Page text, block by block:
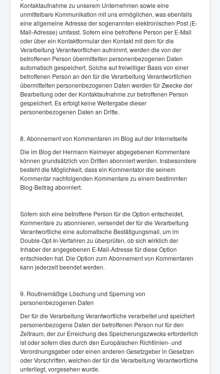
Kontaktaufnahme zu unserem Unternehmen sowie eine
unmittelbare Kommunikation mit uns ermöglichen, was ebenfalls
eine allgemeine Adresse der sogenannten elektronischen Post (E-
Mail-Adresse) umfasst. Sofern eine betroffene Person per E-Mail
oder über ein Kontaktformular den Kontakt mit dem für die
Verarbeitung Verantwortlichen aufnimmt, werden die von der
betroffenen Person übermittelten personenbezogenen Daten
automatisch gespeichert. Solche auf freiwilliger Basis von einer
betroffenen Person an den für die Verarbeitung Verantwortlichen
übermittelten personenbezogenen Daten werden für Zwecke der
Bearbeitung oder der Kontaktaufnahme zur betroffenen Person
gespeichert. Es erfolgt keine Weitergabe dieser
personenbezogenen Daten an Dritte.
8. Abonnement von Kommentaren im Blog auf der Internetseite
Die im Blog der Hermann Keimeyer abgegebenen Kommentare
können grundsätzlich von Dritten abonniert werden. Insbesondere
besteht die Möglichkeit, dass ein Kommentator die seinem
Kommentar nachfolgenden Kommentare zu einem bestimmten
Blog-Beitrag abonniert.
Sofern sich eine betroffene Person für die Option entscheidet,
Kommentare zu abonnieren, versendet der für die Verarbeitung
Verantwortliche eine automatische Bestätigungsmail, um im
Double-Opt-In-Verfahren zu überprüfen, ob sich wirklich der
Inhaber der angegebenen E-Mail-Adresse für diese Option
entschieden hat. Die Option zum Abonnement von Kommentaren
kann jederzeit beendet werden.
9. Routinemäßige Löschung und Sperrung von
personenbezogenen Daten
Der für die Verarbeitung Verantwortliche verarbeitet und speichert
personenbezogene Daten der betroffenen Person nur für den
Zeitraum, der zur Erreichung des Speicherungszwecks erforderlich
ist oder sofern dies durch den Europäischen Richtlinien- und
Verordnungsgeber oder einen anderen Gesetzgeber in Gesetzen
oder Vorschriften, welchen der für die Verarbeitung Verantwortliche
unterliegt, vorgesehen wurde.